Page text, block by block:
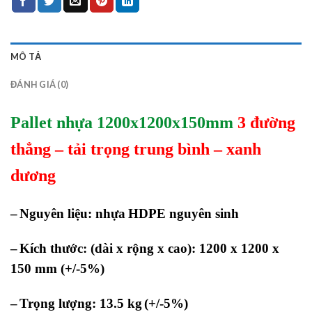
MÔ TẢ
ĐÁNH GIÁ (0)
Pallet nhựa 1200x1200x150mm 3 đường
thẳng – tải trọng trung bình – xanh
dương
–Nguyên liệu: nhựaHDPE nguyên sinh
–Kích thước: (dài x rộng x cao): 1200 x 1200 x
150 mm (+/-5%)
–Trọng lượng: 13.5 kg(+/-5%)